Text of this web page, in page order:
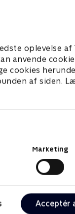
oplevelse af
anvende
cookies
af siden.
Marketing
Acceptér
sin far
9. juni
Doc Martin
• 10 sæsoner